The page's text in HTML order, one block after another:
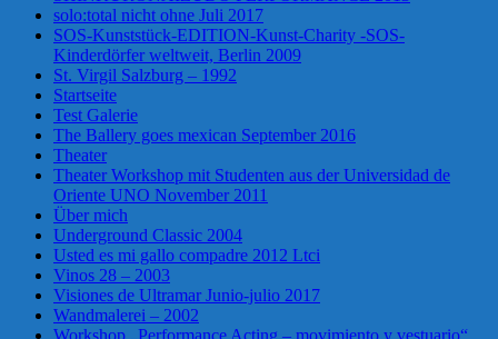
solo:total nicht ohne Juli 2017
SOS-Kunststück-EDITION-Kunst-Charity -SOS-
Kinderdörfer weltweit, Berlin 2009
St. Virgil Salzburg – 1992
Startseite
Test Galerie
The Ballery goes mexican September 2016
Theater
Theater Workshop mit Studenten aus der Universidad de
Oriente UNO November 2011
Über mich
Underground Classic 2004
Usted es mi gallo compadre 2012 Ltci
Vinos 28 – 2003
Visiones de Ultramar Junio-julio 2017
Wandmalerei – 2002
Workshop „Performance Acting – movimiento y vestuario“